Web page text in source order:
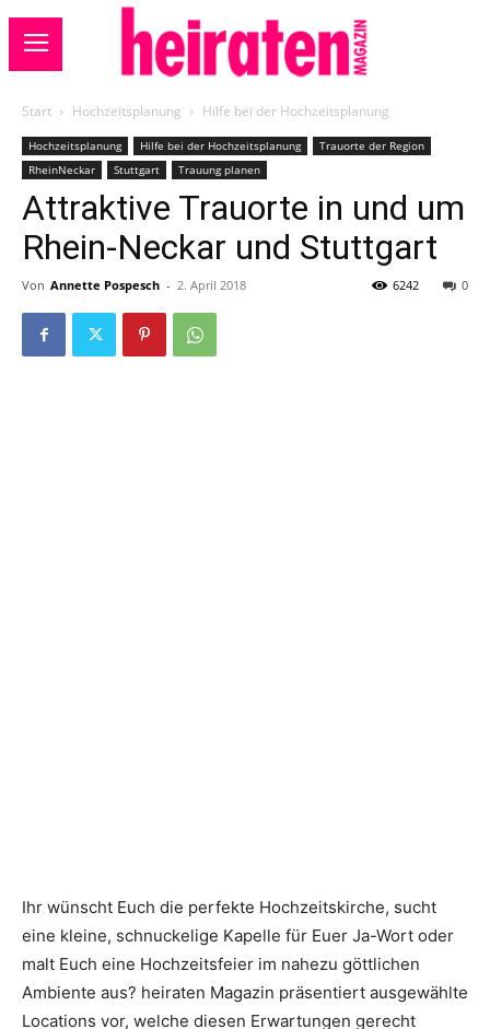
Start Hochzeitsplanung Hilfe bei der Hochzeitsplanung
Hochzeitsplanung Hilfe bei der Hochzeitsplanung
Trauorte der Region
RheinNeckar
Stuttgart Trauung planen
Attraktive Trauorte in und um
Rhein-Neckar und Stuttgart
Von Annette Pospesch - 2. April 2018 0
6242
Ihr wünscht Euch die perfekte Hochzeitskirche, sucht
eine kleine, schnuckelige Kapelle für Euer Ja-Wort oder
malt Euch eine Hochzeitsfeier im nahezu göttlichen
Ambiente aus? heiraten Magazin präsentiert ausgewählte
Locations vor, welche diesen Erwartungen gerecht